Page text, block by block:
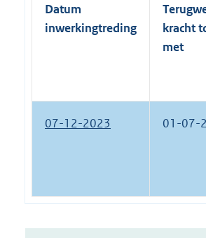
Datum
inwerkingtreding
kracht
met
07-12-2023 01-07-